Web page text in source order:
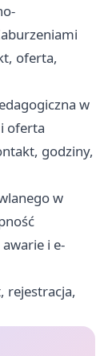
oferta,
w
oferta
godziny,
w
i e-
rejestracja,